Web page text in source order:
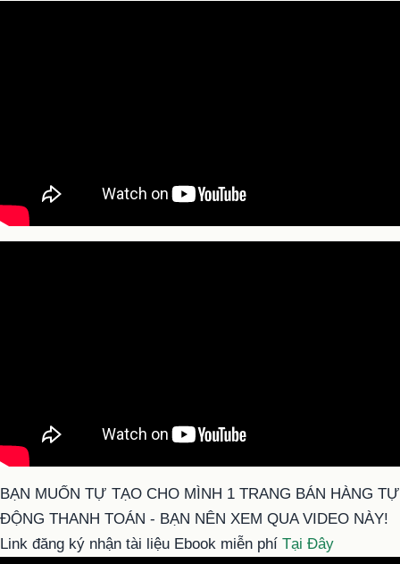
BẠN MUỐN TỰ TẠO CHO MÌNH 1 TRANG BÁN HÀNG TỰ
ĐỘNG THANH TOÁN - BẠN NÊN XEM QUA VIDEO NÀY!
Link đăng ký nhận tài liệu Ebook miễn phí Tại Đây